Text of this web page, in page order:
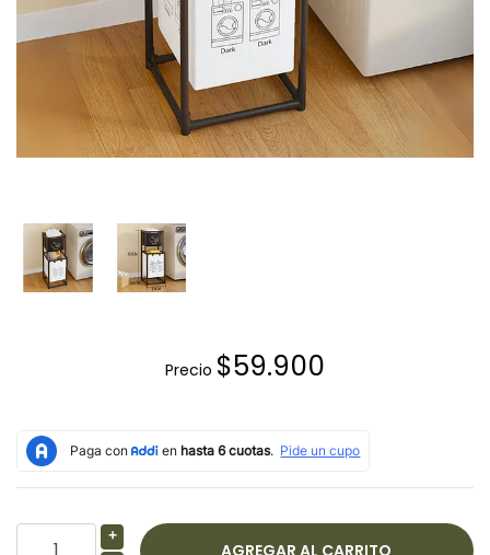
Precio $59.900
+